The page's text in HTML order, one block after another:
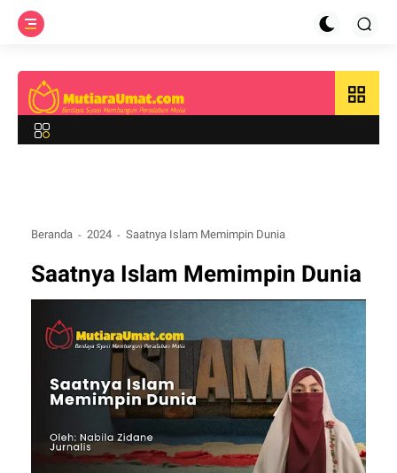
grid_view
Beranda 2024 Saatnya Islam Memimpin Dunia
Saatnya Islam Memimpin Dunia